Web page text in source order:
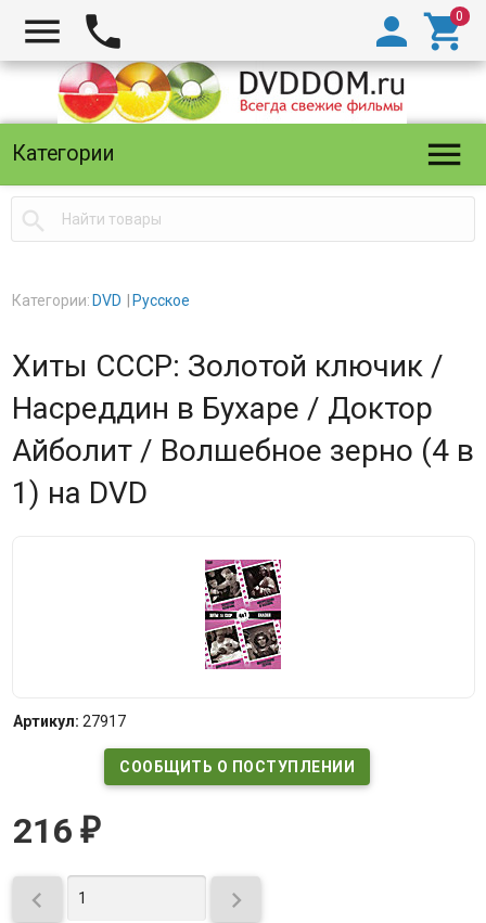
  

Категории 

Категории: DVD Русское
Хиты СССР: Золотой ключик /
Насреддин в Бухаре / Доктор
Айболит / Волшебное зерно (4 в
1) на DVD
Артикул: 27917
СООБЩИТЬ О ПОСТУПЛЕНИИ
216 ₽
 